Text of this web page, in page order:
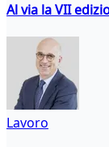
Al via la VII
Lavoro